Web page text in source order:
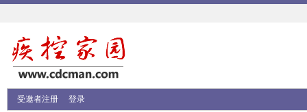
受邀者注册 登录